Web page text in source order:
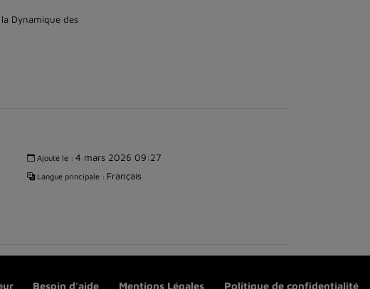
Dynamique des
Ajouté le : 4 mars 2026 09:27
Langue principale : Français
Besoin d'aide Mentions Légales Politique de confidentialité